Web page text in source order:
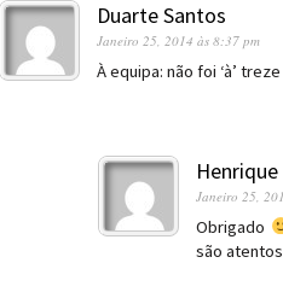
Duarte Santos
Janeiro 25, 2014 às 8:37 pm
À equipa: não foi ‘à’
Henrique
Janeiro 25,
Obrigado
são